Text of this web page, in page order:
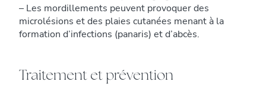
– Les mordillements peuvent provoquer des
microlésions et des plaies cutanées menant à la
formation d’infections (panaris) et d’abcès.
Traitement et prévention